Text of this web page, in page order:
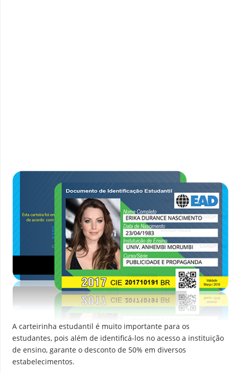
A carteirinha estudantil é muito importante para os
estudantes, pois além de identificá-los no acesso a instituição
de ensino, garante o desconto de 50% em diversos
estabelecimentos.